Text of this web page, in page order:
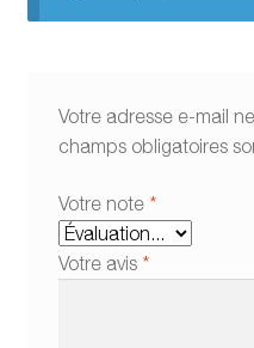
Votre adresse e-mail
champs obligatoires
Votre note *
Votre avis *